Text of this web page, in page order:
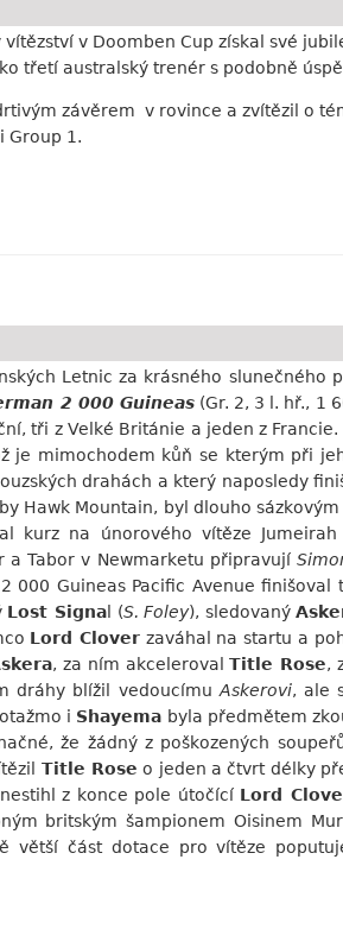
v Doomben Cup získal své
třetí australský trenér s podobně
závěrem v rovince a zvítězil o
Group 1.
Letnic za krásného slunečného
2 000 Guineas(Gr. 2, 3 l. hř., 1
tři z Velké Británie a jeden z Francie.
je mimochodem kůň se kterým při
drahách a který naposledy
Hawk Mountain, byl dlouho
kurz na únorového vítěze
a Tabor v Newmarketu připravují
000 Guineas Pacific Avenue finišoval
Lost Signal (S. Foley), sledovaný
Lord Clover zaváhal na startu a
, za ním akcelerovalTitle Rose,
dráhy blížil vedoucímuAskerovi, ale
i Shayema byla předmětem
že žádný z poškozených
Title Rose o jeden a čtvrt délky
z konce pole útočící Lord
britským šampionem Oisinem
větší část dotace pro vítěze